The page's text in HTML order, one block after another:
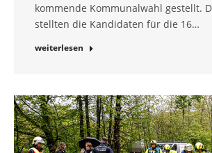
kommende Kommunalwahl gestellt.
stellten die Kandidaten für die 16…
weiterlesen